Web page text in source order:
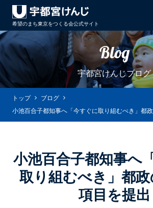
希望のまち東京をつくる会公式サイト
Blog
宇都宮けんじブログ
トップ
ブログ
小池百合子都知事へ「今すぐに取り組むべき」都
小池百合子都知事へ
取り組むべき」都
項目を提出